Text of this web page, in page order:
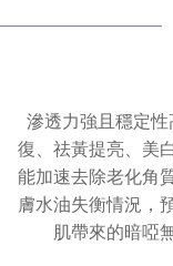
滲透力強且穩定
復、祛黃提亮、美
能加速去除老化角
膚水油失衡情況，
肌帶來的暗啞